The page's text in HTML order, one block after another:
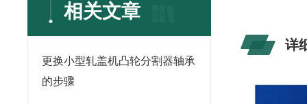
相关文章
更换小型轧盖机凸轮分割器轴承
的步骤
详